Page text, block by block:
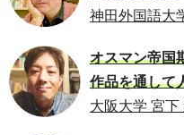
神田外国語大
オスマン帝国
作品を通して
大阪大学 宮下